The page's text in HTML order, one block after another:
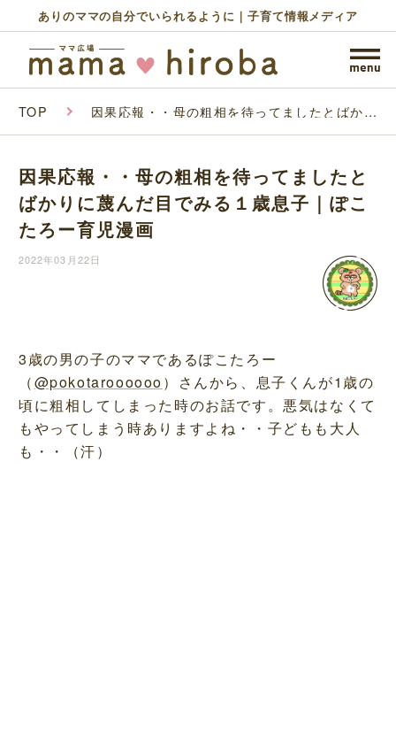
ありのママの自分でいられるように｜子育て情報メディア
TOP 因果応報・・母の粗相を待ってましたとばかり
画
因果応報・・母の粗相を待ってましたと
ばかりに蔑んだ目でみる１歳息子｜ぽこ
たろー育児漫画
2022年03月22日
3歳の男の子のママであるぽこたろー
（@pokotaroooooo）さんから、息子くんが1歳の
頃に粗相してしまった時のお話です。悪気はなくて
もやってしまう時ありますよね・・子どもも大人
も・・（汗）